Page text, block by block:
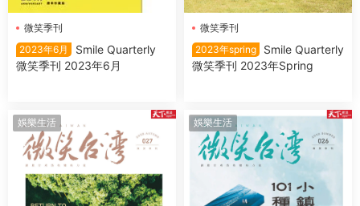
微笑季刊
2023年6月
Smile Quarterly
微笑季刊 2023年6月
微笑季刊
2023年spring
Smile Quarterly
微笑季刊 2023年Spring
娛樂生活 娛樂生活